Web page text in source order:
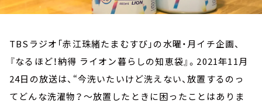
TBSラジオ「赤江珠緒たまむすび」の水曜・月イチ企画、
『なるほど！納得 ライオン暮らしの知恵袋』。2021年11月
24日の放送は、“今洗いたいけど洗えない、放置するのっ
てどんな洗濯物？～放置したときに困ったことはありま